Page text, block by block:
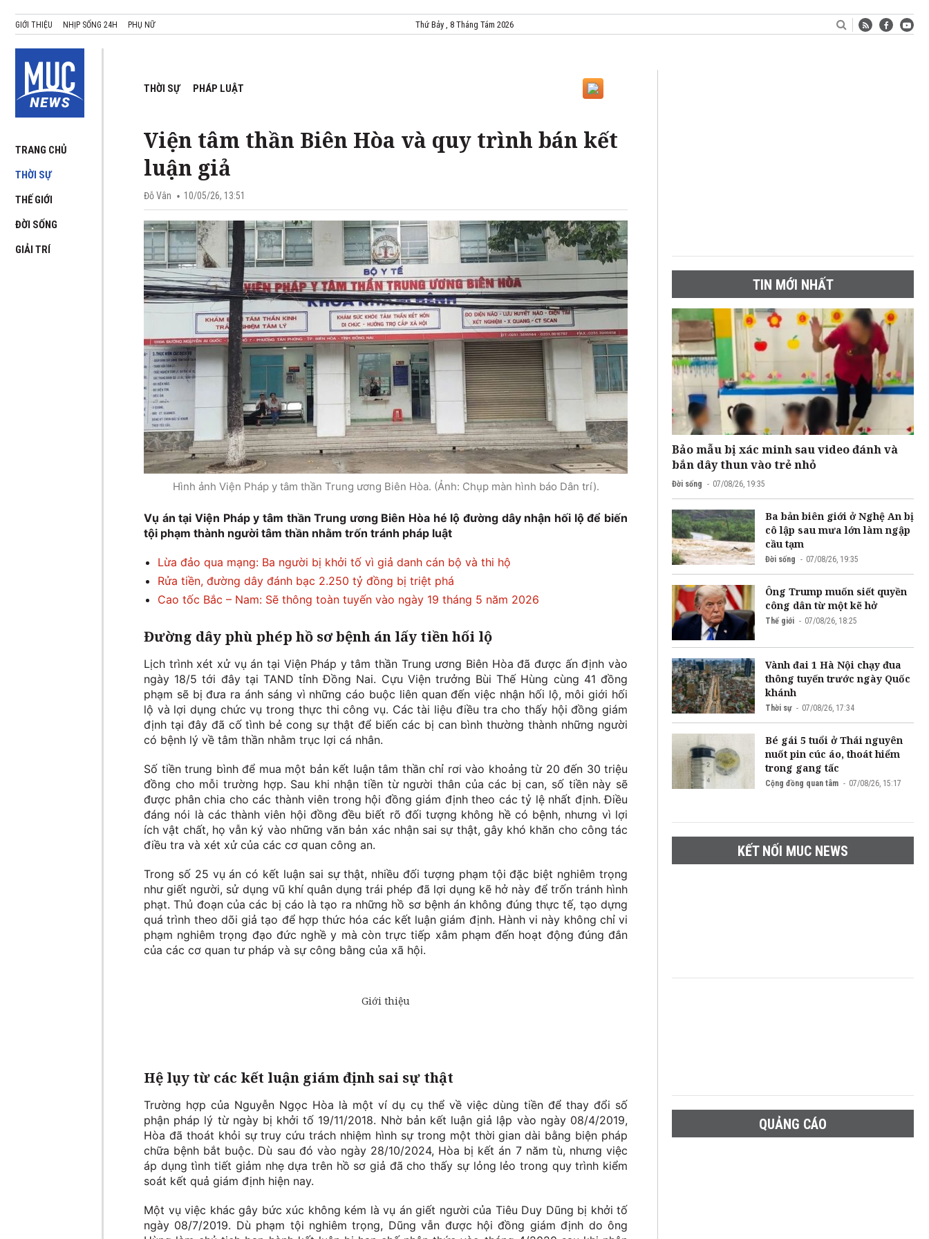
GIỚI THIỆU NHỊP SỐNG 24H PHỤ NỮ Thứ Bảy , 8 Tháng Tám 2026
TRANG CHỦ
THỜI SỰ
THẾ GIỚI
ĐỜI SỐNG
GIẢI TRÍ
THỜI SỰ PHÁP LUẬT
Viện tâm thần Biên Hòa và quy trình bán kết
luận giả
Đỗ Vân 10/05/26, 13:51
Hình ảnh Viện Pháp y tâm thần Trung ương Biên Hòa. (Ảnh: Chụp màn hình báo Dân trí).
Vụ án tại Viện Pháp y tâm thần Trung ương Biên Hòa hé lộ đường dây nhận hối lộ để biến
tội phạm thành người tâm thần nhằm trốn tránh pháp luật
Lừa đảo qua mạng: Ba người bị khởi tố vì giả danh cán bộ và thi hộ
Rửa tiền, đường dây đánh bạc 2.250 tỷ đồng bị triệt phá
Cao tốc Bắc – Nam: Sẽ thông toàn tuyến vào ngày 19 tháng 5 năm 2026
Đường dây phù phép hồ sơ bệnh án lấy tiền hối lộ
Lịch trình xét xử vụ án tại Viện Pháp y tâm thần Trung ương Biên Hòa đã được ấn định vào
ngày 18/5 tới đây tại TAND tỉnh Đồng Nai. Cựu Viện trưởng Bùi Thế Hùng cùng 41 đồng
phạm sẽ bị đưa ra ánh sáng vì những cáo buộc liên quan đến việc nhận hối lộ, môi giới hối
lộ và lợi dụng chức vụ trong thực thi công vụ. Các tài liệu điều tra cho thấy hội đồng giám
định tại đây đã cố tình bẻ cong sự thật để biến các bị can bình thường thành những người
có bệnh lý về tâm thần nhằm trục lợi cá nhân.
Số tiền trung bình để mua một bản kết luận tâm thần chỉ rơi vào khoảng từ 20 đến 30 triệu
đồng cho mỗi trường hợp. Sau khi nhận tiền từ người thân của các bị can, số tiền này sẽ
được phân chia cho các thành viên trong hội đồng giám định theo các tỷ lệ nhất định. Điều
đáng nói là các thành viên hội đồng đều biết rõ đối tượng không hề có bệnh, nhưng vì lợi
ích vật chất, họ vẫn ký vào những văn bản xác nhận sai sự thật, gây khó khăn cho công tác
điều tra và xét xử của các cơ quan công an.
Trong số 25 vụ án có kết luận sai sự thật, nhiều đối tượng phạm tội đặc biệt nghiêm trọng
như giết người, sử dụng vũ khí quân dụng trái phép đã lợi dụng kẽ hở này để trốn tránh hình
phạt. Thủ đoạn của các bị cáo là tạo ra những hồ sơ bệnh án không đúng thực tế, tạo dựng
quá trình theo dõi giả tạo để hợp thức hóa các kết luận giám định. Hành vi này không chỉ vi
phạm nghiêm trọng đạo đức nghề y mà còn trực tiếp xâm phạm đến hoạt động đúng đắn
của các cơ quan tư pháp và sự công bằng của xã hội.
Hệ lụy từ các kết luận giám định sai sự thật
Trường hợp của Nguyễn Ngọc Hòa là một ví dụ cụ thể về việc dùng tiền để thay đổi số
phận pháp lý từ ngày bị khởi tố 19/11/2018. Nhờ bản kết luận giả lập vào ngày 08/4/2019,
Hòa đã thoát khỏi sự truy cứu trách nhiệm hình sự trong một thời gian dài bằng biện pháp
chữa bệnh bắt buộc. Dù sau đó vào ngày 28/10/2024, Hòa bị kết án 7 năm tù, nhưng việc
áp dụng tình tiết giảm nhẹ dựa trên hồ sơ giả đã cho thấy sự lỏng lẻo trong quy trình kiểm
soát kết quả giám định hiện nay.
Một vụ việc khác gây bức xúc không kém là vụ án giết người của Tiêu Duy Dũng bị khởi tố
ngày 08/7/2019. Dù phạm tội nghiêm trọng, Dũng vẫn được hội đồng giám định do ông
TIN MỚI NHẤT
Bảo mẫu bị xác minh sau video đánh và
bắn dây thun vào trẻ nhỏ
Đời sống 07/08/26, 19:35
Ba bản biên giới ở Nghệ An bị
cô lập sau mưa lớn làm ngập
cầu tạm
Đời sống 07/08/26, 19:35
Ông Trump muốn siết quyền
công dân từ một kẽ hở
Thế giới 07/08/26, 18:25
Vành đai 1 Hà Nội chạy đua
thông tuyến trước ngày Quốc
khánh
Thời sự 07/08/26, 17:34
Bé gái 5 tuổi ở Thái nguyên
nuốt pin cúc áo, thoát hiểm
trong gang tấc
Cộng đồng quan tâm 07/08/26, 15:17
KẾT NỐI MUC NEWS
QUẢNG CÁO